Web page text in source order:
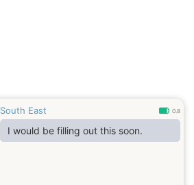
South East 0.8
I would be filling out this soon.